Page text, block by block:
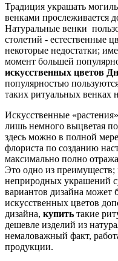
Традиция украшать
венками прослеживается
Натуральные венки
столетий - естественные
некоторые недостатки;
момент большей
искусственных цветов
популярностью
таких ритуальных венках
Искусственные
лишь немного выцветая
здесь можно в полной
флориста по созданию
максимально полно
Это одно из преимуществ;
неприродных украшений
вариантов дизайна может
искусственных цветов
дизайна, купить такие
дешевле изделий из
немаловажный факт,
продукции.